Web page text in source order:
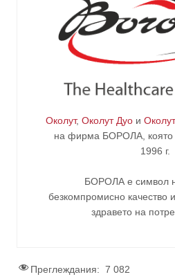
Околут, Околут Дуо и
на фирма БОРОЛА ,
1996 г.
БОРОЛА е символ
безкомпромисно качество
здравето на
Преглеждания: 7 082